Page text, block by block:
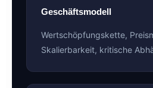
Geschäftsmodell
Wertschöpfungskette,
Skalierbarkeit, kritische